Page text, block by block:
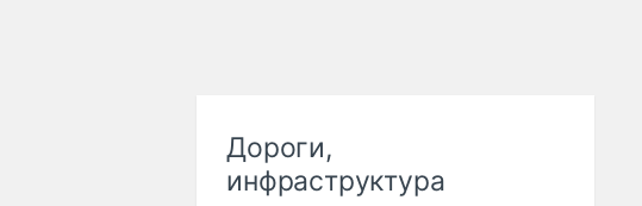
Дороги,
инфраструктура